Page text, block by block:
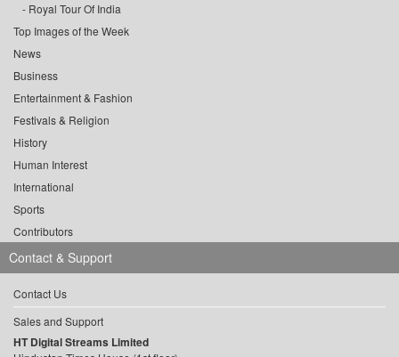
Royal Tour Of India
Top Images of the Week
News
Business
Entertainment & Fashion
Festivals & Religion
History
Human Interest
International
Sports
Contributors
Contact & Support
Contact Us
Sales and Support
HT Digital Streams Limited